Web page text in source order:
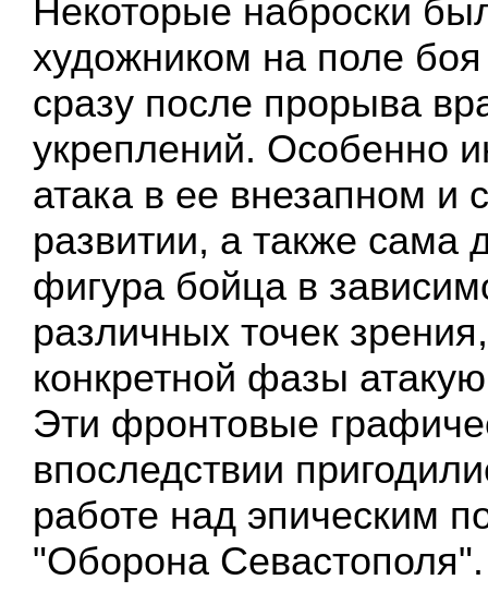
Некоторые наброски
художником на поле
сразу после прорыва
укреплений. Особенно
атака в ее внезапном и
развитии, а также сама
фигура бойца в
различных точек
конкретной фазы
Эти фронтовые
впоследствии
работе над эпическим
"Оборона Севастополя".